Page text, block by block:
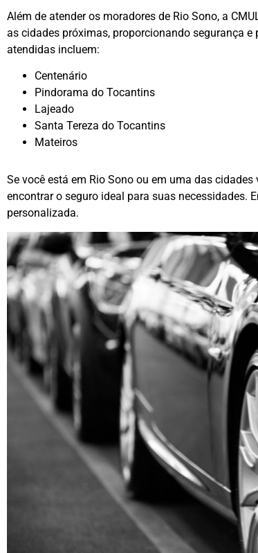
Além de atender os moradores de Rio Sono, a
as cidades próximas, proporcionando segurança
atendidas incluem:
Centenário
Pindorama do Tocantins
Lajeado
Santa Tereza do Tocantins
Mateiros
Se você está em Rio Sono ou em uma das
encontrar o seguro ideal para suas necessidades.
personalizada.